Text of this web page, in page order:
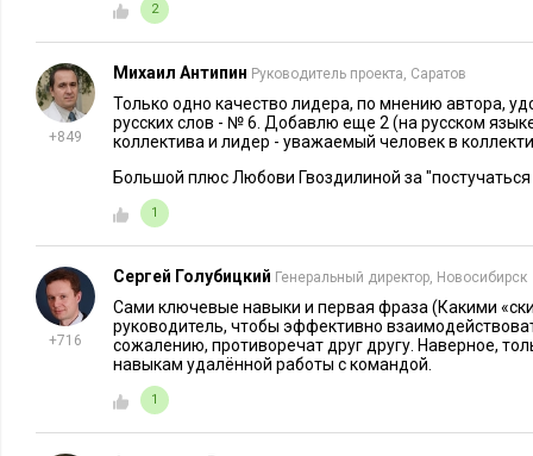
2
+849
Михаил Антипин Руководитель проекта, Саратов
Только одно качество лидера, по мнению автора,
русских слов - № 6. Добавлю еще 2 (на русском
коллектива и лидер - уважаемый человек в
Большой плюс Любови Гвоздилиной за
1
+716
Сергей Голубицкий Генеральный директор, Новосибирск
Сами ключевые навыки и первая фраза (Какими
руководитель, чтобы эффективно
сожалению, противоречат друг другу. Наверное,
навыкам удалённой работы с командой.
1